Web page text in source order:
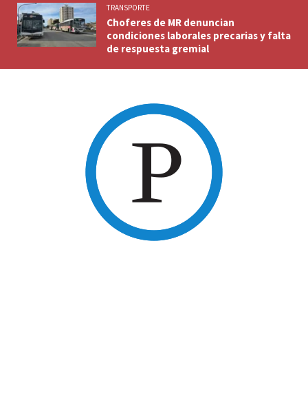
TRANSPORTE
Choferes de MR denuncian
condiciones laborales precarias y falta
de respuesta gremial